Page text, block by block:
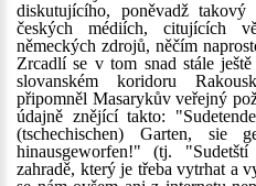
diskutujícího, poněvadž
českých médiích, citujících
německých zdrojů, něčím
Zrcadlí se v tom snad stále
slovanském koridoru
připomněl Masarykův veřejný
údajně znějící takto:
(tschechischen) Garten, sie
hinausgeworfen!" (tj.
zahradě, který je třeba vytrhat a